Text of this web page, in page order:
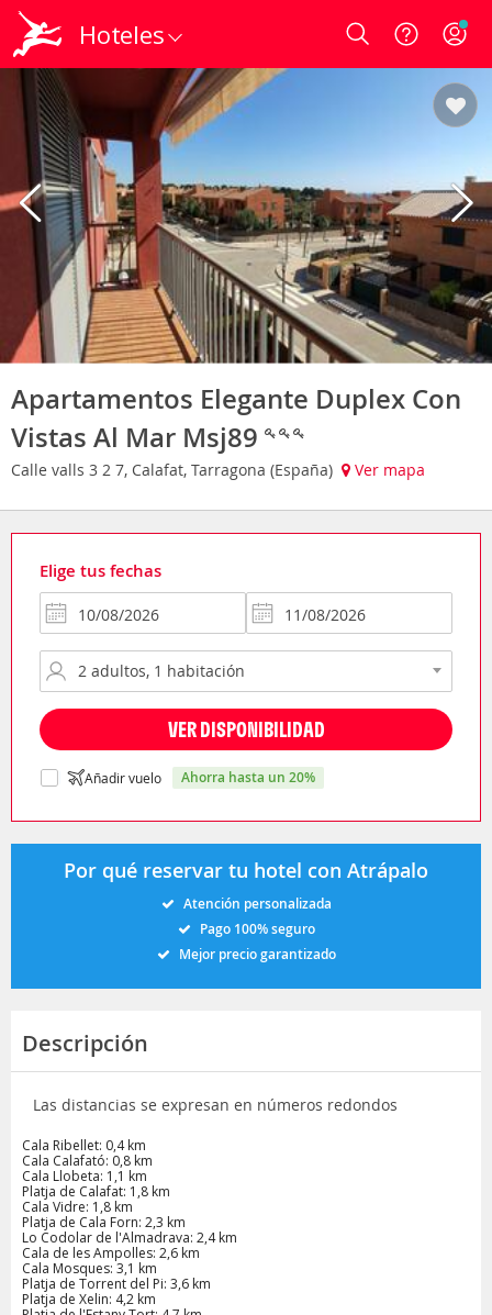
Hoteles Login
Apartamentos Elegante Duplex Con
Vistas Al Mar Msj89
Calle valls 3 2 7, Calafat, Tarragona (España) Ver mapa
Elige tus fechas
VER DISPONIBILIDAD
Añadir vuelo ahorra hasta un 20%
Por qué reservar tu hotel con Atrápalo
Atención personalizada
Pago 100% seguro
Mejor precio garantizado
Descripción
Las distancias se expresan en números redondos
Cala Ribellet: 0,4 km
Cala Calafató: 0,8 km
Cala Llobeta: 1,1 km
Platja de Calafat: 1,8 km
Cala Vidre: 1,8 km
Platja de Cala Forn: 2,3 km
Lo Codolar de l'Almadrava: 2,4 km
Cala de les Ampolles: 2,6 km
Cala Mosques: 3,1 km
Platja de Torrent del Pi: 3,6 km
Platja de Xelin: 4,2 km